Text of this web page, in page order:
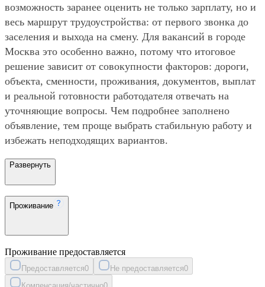
возможность заранее оценить не только зарплату, но и
весь маршрут трудоустройства: от первого звонка до
заселения и выхода на смену. Для вакансий в городе
Москва это особенно важно, потому что итоговое
решение зависит от совокупности факторов: дороги,
объекта, сменности, проживания, документов, выплат
и реальной готовности работодателя отвечать на
уточняющие вопросы. Чем подробнее заполнено
объявление, тем проще выбрать стабильную работу и
избежать неподходящих вариантов.
Развернуть
Проживание
Проживание предоставляется
Предоставляется0 Не предоставляется0